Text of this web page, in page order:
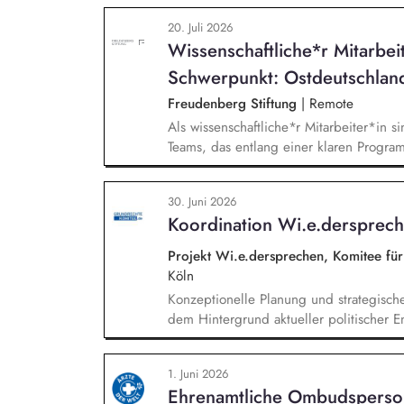
und das institutionelle
und Nachvollziehbarkeit von
Kennzahlen und Berichte die
20. Juli 2026
Wissenschaftliche*r
Schwerpunkt:
Freudenberg Stiftung | Remote
Als wissenschaftliche*r Mitarbeiter*in
Teams, das entlang einer klaren
Sie unterstützen die Geschäftsführung
entwickeln dabei die
wissenschaftliche Erkenntnisse in
Stiftungsprogrammatik.
30. Juni 2026
Koordination
Projekt Wi.e.dersprechen, Komitee
Köln
Konzeptionelle Planung und
dem Hintergrund aktueller politischer
Öffentlichkeitsarbeit Print und web in
Vorträgen, Netzwerk- u.
Privatspendenfundraisings,
(neuen) Spender*innen, Organisation
1. Juni 2026
Ehrenamtliche